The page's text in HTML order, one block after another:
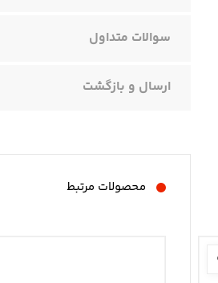
سوالات متداول
ارسال و بازگشت
محصولات مرتبط